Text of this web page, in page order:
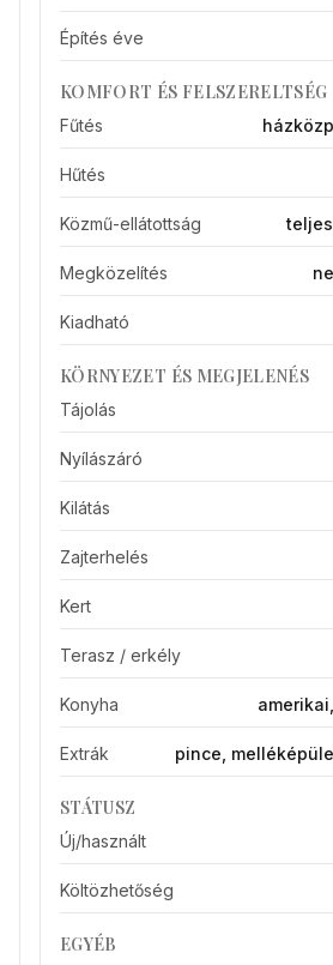
Építés éve
KOMFORT ÉS FELSZERELTSÉG
Fűtés
Hűtés
Közmű-ellátottság
Megközelítés
Kiadható
KÖRNYEZET ÉS MEGJELENÉS
Tájolás
Nyílászáró
Kilátás
Zajterhelés
Kert
Terasz / erkély
Konyha
Extrák pince,
STÁTUSZ
Új/használt
Költözhetőség
EGYÉB